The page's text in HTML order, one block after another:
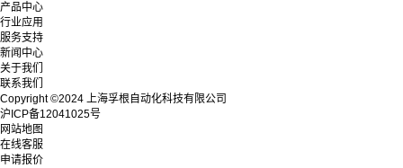
产品中心
行业应用
服务支持
新闻中心
关于我们
联系我们
Copyright ©2024 上海孚根自动化科技有限公司
沪ICP备12041025号
网站地图
在线客服
申请报价